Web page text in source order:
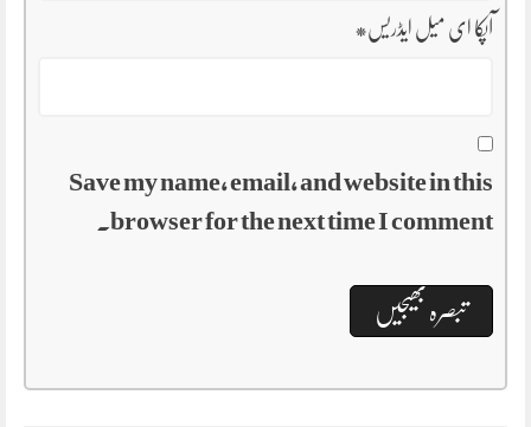
آپکا ای میل ایڈریس*
Save my name, email, and website in this
browser for the next time I comment.